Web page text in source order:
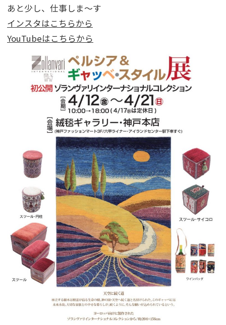
あと少し、仕事しま～す
インスタはこちらから
YouTubeはこちらから